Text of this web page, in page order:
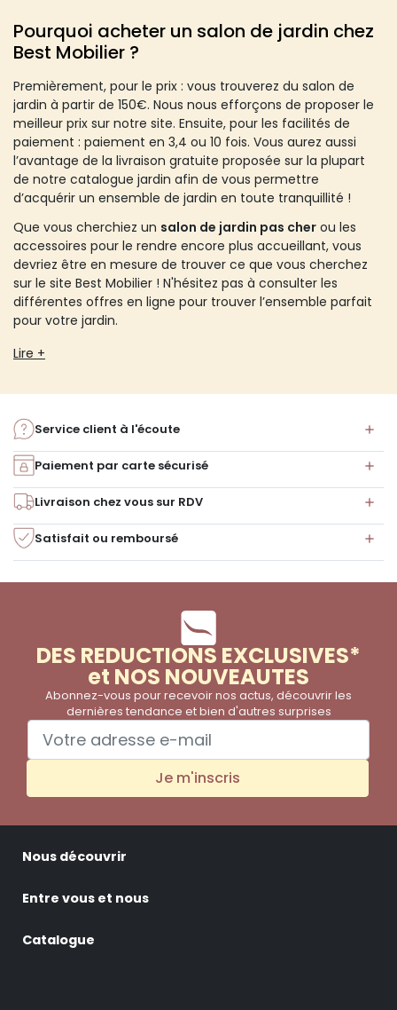
Pourquoi acheter un salon de jardin chez
Best Mobilier ?
Premièrement, pour le prix : vous trouverez du salon de
jardin à partir de 150€. Nous nous efforçons de proposer le
meilleur prix sur notre site. Ensuite, pour les facilités de
paiement : paiement en 3,4 ou 10 fois. Vous aurez aussi
l’avantage de la livraison gratuite proposée sur la plupart
de notre catalogue jardin afin de vous permettre
d’acquérir un ensemble de jardin en toute tranquillité !
Que vous cherchiez un salon de jardin pas cher ou les
accessoires pour le rendre encore plus accueillant, vous
devriez être en mesure de trouver ce que vous cherchez
sur le site Best Mobilier ! N'hésitez pas à consulter les
différentes offres en ligne pour trouver l’ensemble parfait
pour votre jardin.
Lire +
Service client à l'écoute
Paiement par carte sécurisé
Livraison chez vous sur RDV
Satisfait ou remboursé
DES REDUCTIONS EXCLUSIVES*
et NOS NOUVEAUTES
Abonnez-vous pour recevoir nos actus, découvrir les
dernières tendance et bien d'autres surprises
Je m'inscris
Nous découvrir
Entre vous et nous
Catalogue